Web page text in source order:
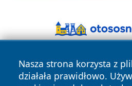
Nasza strona korzysta z
działała prawidłowo.